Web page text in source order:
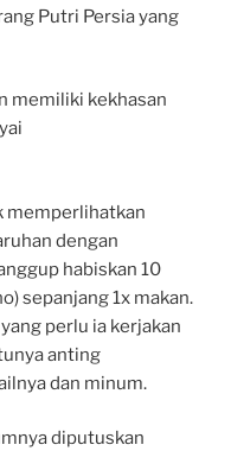
Putri Persia yang
memiliki kekhasan
memperlihatkan
dengan
habiskan 10
sepanjang 1x makan.
perlu ia kerjakan
anting
dan minum.
diputuskan